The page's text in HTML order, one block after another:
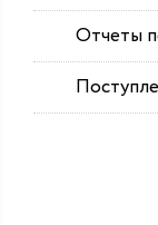
Отчеты